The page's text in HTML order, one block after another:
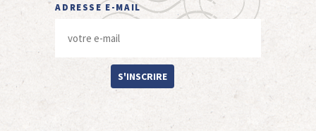
ADRESSE E-MAIL
S'INSCRIRE